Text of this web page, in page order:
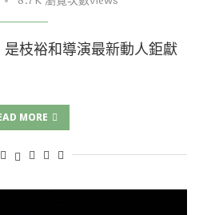
是枝裕和導演最新動人鉅獻
MORE